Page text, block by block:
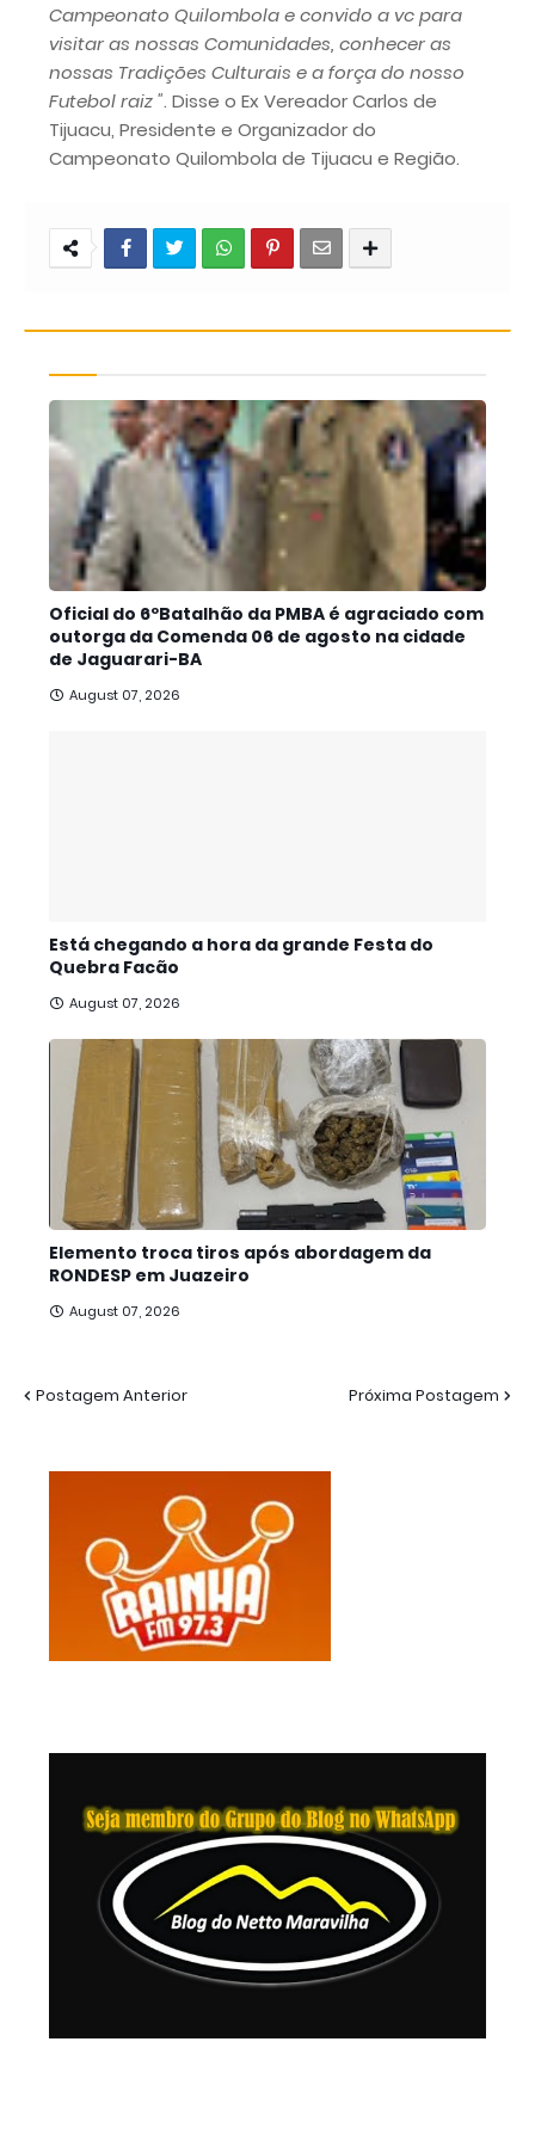
Campeonato Quilombola e convido a vc para
visitar as nossas Comunidades, conhecer as
nossas Tradições Culturais e a força do nosso
Futebol raiz ". Disse o Ex Vereador Carlos de
Tijuacu, Presidente e Organizador do
Campeonato Quilombola de Tijuacu e Região.
Oficial do 6ºBatalhão da PMBA é agraciado com
outorga da Comenda 06 de agosto na cidade
de Jaguarari-BA
August 07, 2026
Está chegando a hora da grande Festa do
Quebra Facão
August 07, 2026
Elemento troca tiros após abordagem da
RONDESP em Juazeiro
August 07, 2026
Postagem Anterior Próxima Postagem